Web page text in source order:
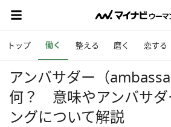
トップ 働く 整える 磨く 恋する
アンバサダー（
何？ 意味やアンバサダ
ングについて解説